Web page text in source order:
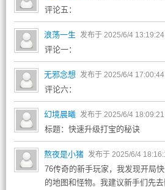
评论五：
浪荡一生 发布于 2025/6/4 13:19:24
评论一：
无邪念想 发布于 2025/6/4 17:00:44
评论六：
幻境晨曦 发布于 2025/6/4 18:09:21
标题：快速升级打宝的秘诀
熬夜是小猪 发布于 2025/6/4
76传奇的新手玩家，我发现开局
的地图和怪物。我建议新手们先